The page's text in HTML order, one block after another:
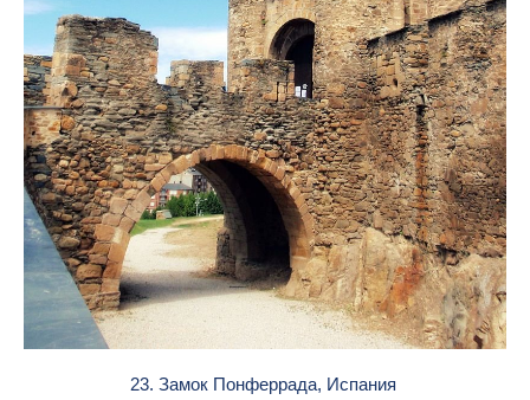
23. Замок Понферрада, Испания